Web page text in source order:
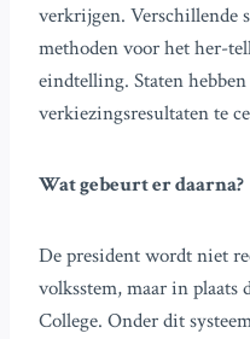
verkrijgen. Verschillende
methoden voor het her-
eindtelling. Staten
verkiezingsresultaten te
Wat gebeurt er daarna?
De president wordt niet
volksstem, maar in plaats
College. Onder dit